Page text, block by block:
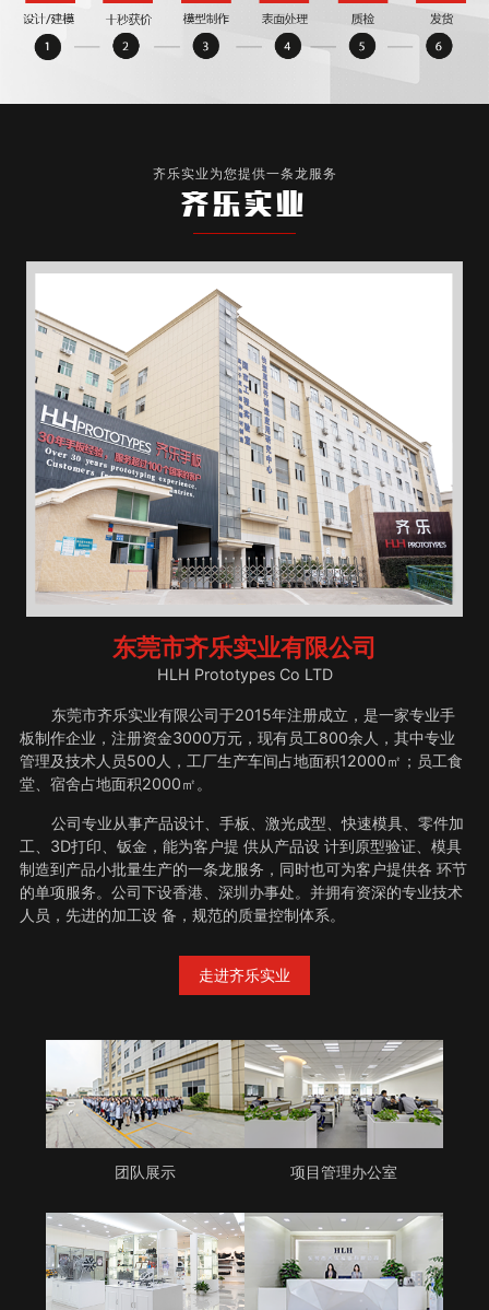
齐乐实业为您提供一条龙服务
齐乐实业
东莞市齐乐实业有限公司
HLH Prototypes Co LTD
东莞市齐乐实业有限公司于2015年注册成立，是一家专业手
板制作企业，注册资金3000万元，现有员工800余人，其中专业
管理及技术人员500人，工厂生产车间占地面积12000㎡；员工食
堂、宿舍占地面积2000㎡。
公司专业从事产品设计、手板、激光成型、快速模具、零件加
工、3D打印、钣金，能为客户提 供从产品设 计到原型验证、模具
制造到产品小批量生产的一条龙服务，同时也可为客户提供各 环节
的单项服务。公司下设香港、深圳办事处。并拥有资深的专业技术
人员，先进的加工设 备，规范的质量控制体系。
走进齐乐实业
团队展示 项目管理办公室